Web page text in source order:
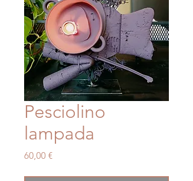
Pesciolino
lampada
60,00 €Prezzo